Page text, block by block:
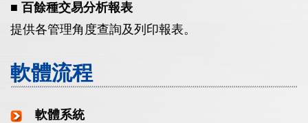
■ 百餘種交易分析報表
提供各管理角度查詢及列印報表。
軟體流程
軟體系統